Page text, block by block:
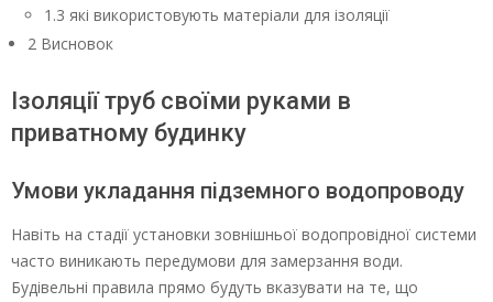
1.3 які використовують матеріали для ізоляції
2 Висновок
Ізоляції труб своїми руками в
приватному будинку
Умови укладання підземного водопроводу
Навіть на стадії установки зовнішньої водопровідної системи
часто виникають передумови для замерзання води.
Будівельні правила прямо будуть вказувати на те, що